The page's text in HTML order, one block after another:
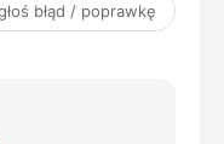
błąd / poprawkę